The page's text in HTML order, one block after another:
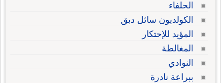
الحلفاء
الكولديون سائل دبق
المؤيد للإحتكار
المغالطة
النوادي
ببراعة نادرة